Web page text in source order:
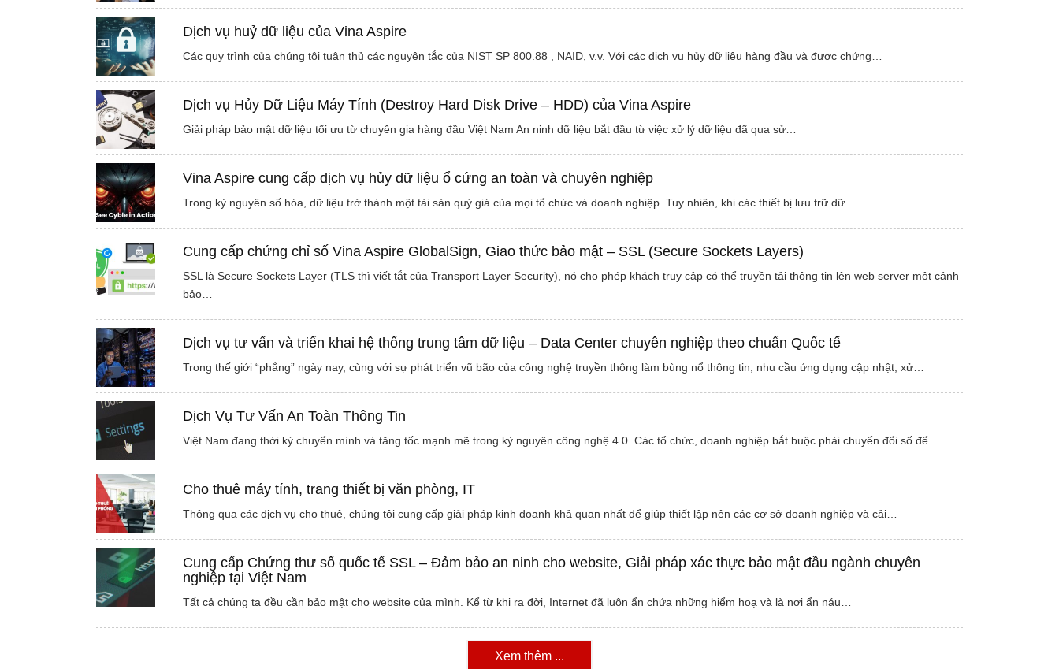
Dịch vụ huỷ dữ liệu của Vina Aspire
Các quy trình của chúng tôi tuân thủ các nguyên tắc của NIST SP 800.88 , NAID, v.v. Với các dịch vụ hủy dữ liệu hàng đầu và được chứng…
Dịch vụ Hủy Dữ Liệu Máy Tính (Destroy Hard Disk Drive – HDD) của Vina Aspire
Giải pháp bảo mật dữ liệu tối ưu từ chuyên gia hàng đầu Việt Nam An ninh dữ liệu bắt đầu từ việc xử lý dữ liệu đã qua sử…
Vina Aspire cung cấp dịch vụ hủy dữ liệu ổ cứng an toàn và chuyên nghiệp
Trong kỷ nguyên số hóa, dữ liệu trở thành một tài sản quý giá của mọi tổ chức và doanh nghiệp. Tuy nhiên, khi các thiết bị lưu trữ dữ…
Cung cấp chứng chỉ số Vina Aspire GlobalSign, Giao thức bảo mật – SSL (Secure Sockets Layers)
SSL là Secure Sockets Layer (TLS thì viết tắt của Transport Layer Security), nó cho phép khách truy cập có thể truyền tải thông tin lên web server một cảnh
bảo…
Dịch vụ tư vấn và triển khai hệ thống trung tâm dữ liệu – Data Center chuyên nghiệp theo chuẩn Quốc tế
Trong thế giới “phẳng” ngày nay, cùng với sự phát triển vũ bão của công nghệ truyền thông làm bùng nổ thông tin, nhu cầu ứng dụng cập nhật, xử…
Dịch Vụ Tư Vấn An Toàn Thông Tin
Việt Nam đang thời kỳ chuyển mình và tăng tốc mạnh mẽ trong kỷ nguyên công nghệ 4.0. Các tổ chức, doanh nghiệp bắt buộc phải chuyển đổi số để…
Cho thuê máy tính, trang thiết bị văn phòng, IT
Thông qua các dịch vụ cho thuê, chúng tôi cung cấp giải pháp kinh doanh khả quan nhất để giúp thiết lập nên các cơ sở doanh nghiệp và cải…
Cung cấp Chứng thư số quốc tế SSL – Đảm bảo an ninh cho website, Giải pháp xác thực bảo mật đầu ngành chuyên
nghiệp tại Việt Nam
Tất cả chúng ta đều cần bảo mật cho website của mình. Kể từ khi ra đời, Internet đã luôn ẩn chứa những hiểm hoạ và là nơi ẩn náu…
Xem thêm ...